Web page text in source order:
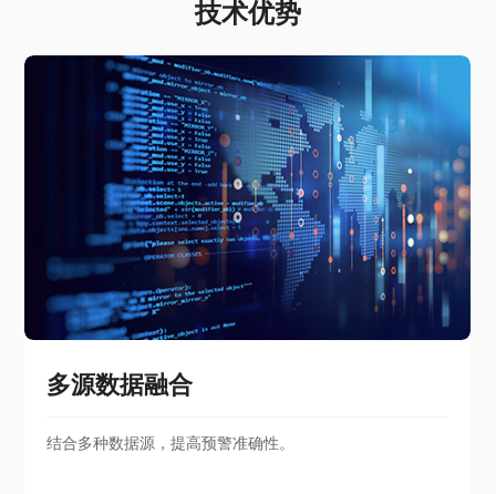
技术优势
多源数据融合
结合多种数据源，提高预警准确性。